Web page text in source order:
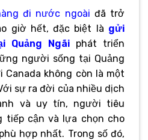
đi nước ngoài đã trở
giờ hết, đặc biệt là gửi
Quảng Ngãi phát triển
người sống tại Quảng
Canada không còn là một
sự ra đời của nhiều dịch
và uy tín, người tiêu
tiếp cận và lựa chọn cho
hợp nhất. Trong số đó,